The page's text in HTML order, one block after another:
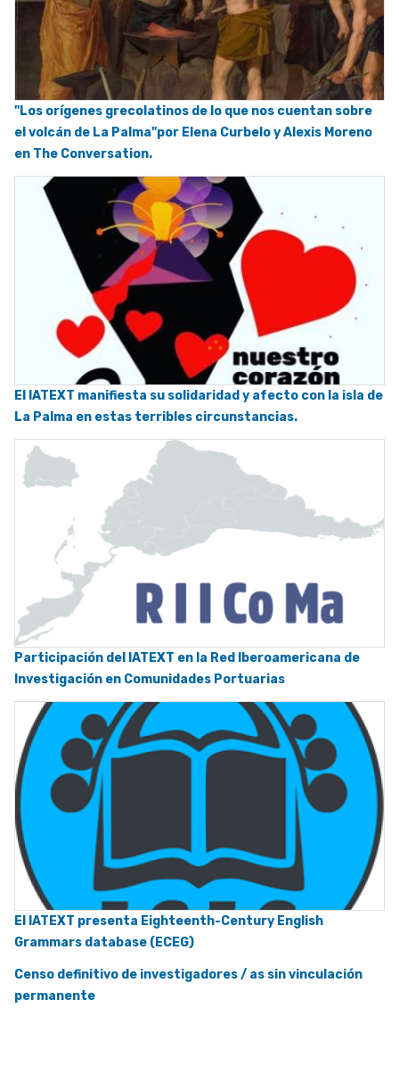
"Los orígenes grecolatinos de lo que nos cuentan sobre
el volcán de La Palma"por Elena Curbelo y Alexis Moreno
en The Conversation.
El IATEXT manifiesta su solidaridad y afecto con la isla de
La Palma en estas terribles circunstancias.
Participación del IATEXT en la Red Iberoamericana de
Investigación en Comunidades Portuarias
El IATEXT presenta Eighteenth-Century English
Grammars database (ECEG)
Censo definitivo de investigadores / as sin vinculación
permanente